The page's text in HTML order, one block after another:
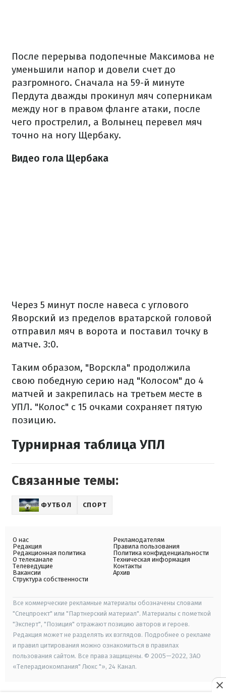
После перерыва подопечные Максимова не
уменьшили напор и довели счет до
разгромного. Сначала на 59-й минуте
Пердута дважды прокинул мяч соперникам
между ног в правом фланге атаки, после
чего прострелил, а Волынец перевел мяч
точно на ногу Щербаку.
Видео гола Щербака
Через 5 минут после навеса с углового
Яворский из пределов вратарской головой
отправил мяч в ворота и поставил точку в
матче. 3:0.
Таким образом, "Ворскла" продолжила
свою победную серию над "Колосом" до 4
матчей и закрепилась на третьем месте в
УПЛ. "Колос" с 15 очками сохраняет пятую
позицию.
Турнирная таблица УПЛ
Связанные темы:
ФУТБОЛ СПОРТ
О нас
Редакция
Редакционная политика
О телеканале
Телеведущие
Вакансии
Структура собственности
Рекламодателям
Правила пользования
Политика конфиденциальности
Техническая информация
Контакты
Архив
Все коммерческие рекламные материалы обозначены словами
"Спецпроект" или "Партнерский материал". Материалы с пометкой
"Эксперт", "Позиция" отражают позицию авторов и героев.
Редакция может не разделять их взглядов. Подробнее о рекламе
и правил цитирования можно ознакомиться в правилах
пользования сайтом. Все права защищены. © 2005—2022, ЗАО
«Телерадиокомпания" Люкс "», 24 Канал.